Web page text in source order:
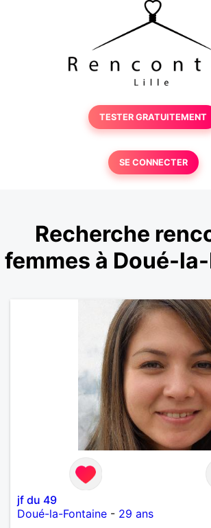
TESTER GRATUITEMENT
SE CONNECTER
Recherche
femmes à Doué-
jf du 49
Doué-la-Fontaine - 29 ans